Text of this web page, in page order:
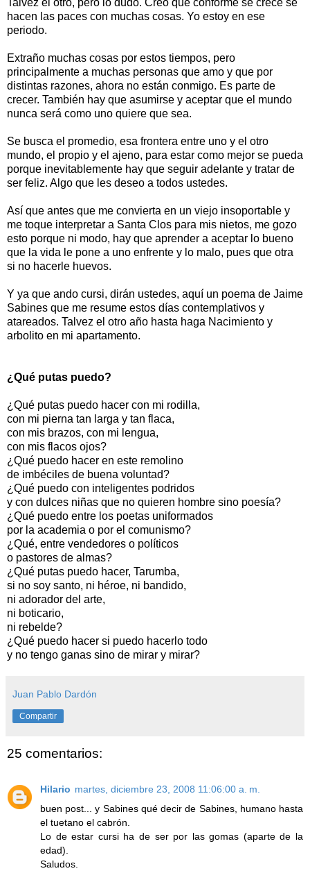
hacen las paces con muchas cosas. Yo estoy en ese
periodo.
Extraño muchas cosas por estos tiempos, pero
principalmente a muchas personas que amo y que por
distintas razones, ahora no están conmigo. Es parte de
crecer. También hay que asumirse y aceptar que el mundo
nunca será como uno quiere que sea.
Se busca el promedio, esa frontera entre uno y el otro
mundo, el propio y el ajeno, para estar como mejor se pueda
porque inevitablemente hay que seguir adelante y tratar de
ser feliz. Algo que les deseo a todos ustedes.
Así que antes que me convierta en un viejo insoportable y
me toque interpretar a Santa Clos para mis nietos, me gozo
esto porque ni modo, hay que aprender a aceptar lo bueno
que la vida le pone a uno enfrente y lo malo, pues que otra
si no hacerle huevos.
Y ya que ando cursi, dirán ustedes, aquí un poema de Jaime
Sabines que me resume estos días contemplativos y
atareados. Talvez el otro año hasta haga Nacimiento y
arbolito en mi apartamento.
¿Qué putas puedo?
¿Qué putas puedo hacer con mi rodilla,
con mi pierna tan larga y tan flaca,
con mis brazos, con mi lengua,
con mis flacos ojos?
¿Qué puedo hacer en este remolino
de imbéciles de buena voluntad?
¿Qué puedo con inteligentes podridos
y con dulces niñas que no quieren hombre sino poesía?
¿Qué puedo entre los poetas uniformados
por la academia o por el comunismo?
¿Qué, entre vendedores o políticos
o pastores de almas?
¿Qué putas puedo hacer, Tarumba,
si no soy santo, ni héroe, ni bandido,
ni adorador del arte,
ni boticario,
ni rebelde?
¿Qué puedo hacer si puedo hacerlo todo
y no tengo ganas sino de mirar y mirar?
Juan Pablo Dardón
Compartir
25 comentarios:
Hilario martes, diciembre 23, 2008 11:06:00 a. m.
buen post... y Sabines qué decir de Sabines, humano hasta
el tuetano el cabrón.
Lo de estar cursi ha de ser por las gomas (aparte de la
edad).
Saludos.